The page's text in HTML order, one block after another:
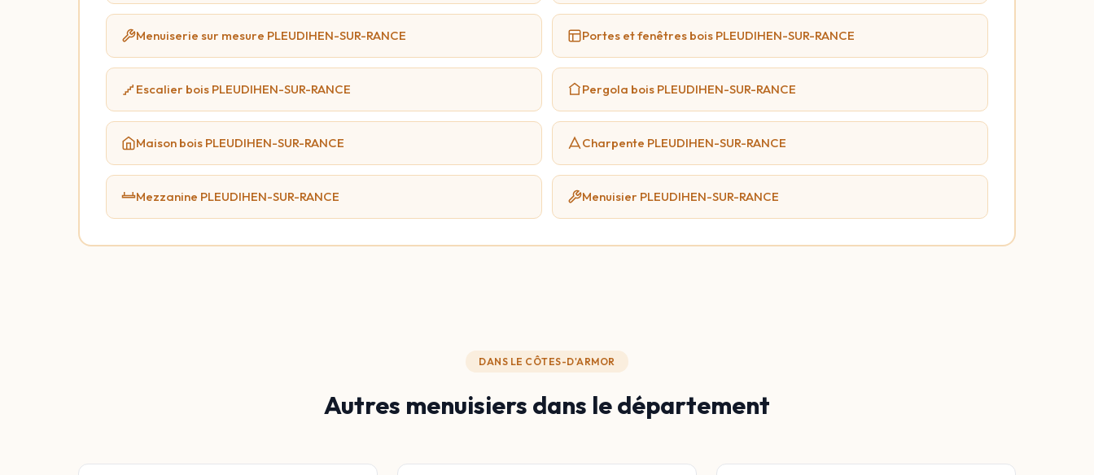
Menuiserie sur mesure PLEUDIHEN-SUR-RANCE Portes et fenêtres bois PLEUDIHEN-SUR-RANCE
Escalier bois PLEUDIHEN-SUR-RANCE Pergola bois PLEUDIHEN-SUR-RANCE
Maison bois PLEUDIHEN-SUR-RANCE Charpente PLEUDIHEN-SUR-RANCE
Mezzanine PLEUDIHEN-SUR-RANCE Menuisier PLEUDIHEN-SUR-RANCE
DANS LE CÔTES-D'ARMOR
Autres menuisiers dans le département